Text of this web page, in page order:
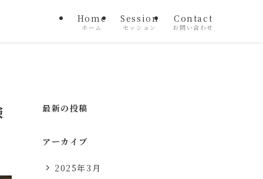
Home
ホーム
Session
セッション
Contact
お問い合わせ
最新の投稿
アーカイブ
2025年3月